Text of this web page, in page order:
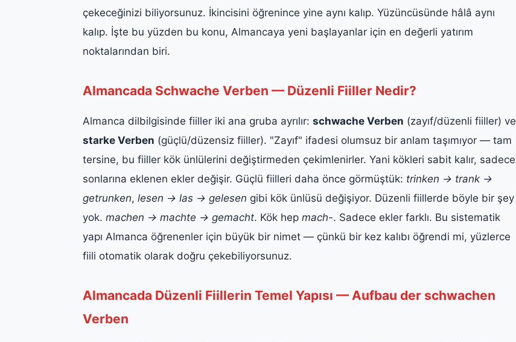
çekeceğinizi biliyorsunuz. İkincisini öğrenince yine aynı kalıp. Yüzüncüsünde hâlâ aynı
kalıp. İşte bu yüzden bu konu, Almancaya yeni başlayanlar için en değerli yatırım
noktalarından biri.
Almancada Schwache Verben — Düzenli Fiiller Nedir?
Almanca dilbilgisinde fiiller iki ana gruba ayrılır: schwache Verben (zayıf/düzenli fiiller) ve
starke Verben (güçlü/düzensiz fiiller). "Zayıf" ifadesi olumsuz bir anlam taşımıyor — tam
tersine, bu fiiller kök ünlülerini değiştirmeden çekimlenirler. Yani kökleri sabit kalır, sadece
sonlarına eklenen ekler değişir. Güçlü fiilleri daha önce görmüştük: trinken → trank →
getrunken, lesen → las → gelesen gibi kök ünlüsü değişiyor. Düzenli fiillerde böyle bir şey
yok. machen → machte → gemacht. Kök hep mach-. Sadece ekler farklı. Bu sistematik
yapı Almanca öğrenenler için büyük bir nimet — çünkü bir kez kalıbı öğrendi mi, yüzlerce
fiili otomatik olarak doğru çekebiliyorsunuz.
Almancada Düzenli Fiillerin Temel Yapısı — Aufbau der schwachen
Verben